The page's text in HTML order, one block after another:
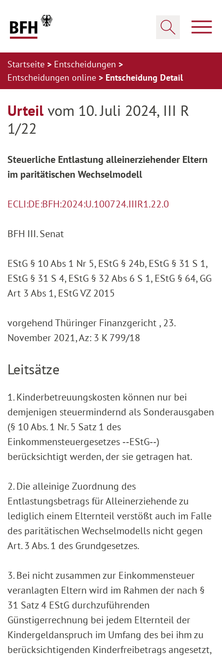
Startseite
Entscheidungen
Entscheidungen online
Entscheidung Detail
Urteil vom 10. Juli 2024, III R
1/22
Steuerliche Entlastung alleinerziehender Eltern
im paritätischen Wechselmodell
ECLI:DE:BFH:2024:U.100724.IIIR1.22.0
BFH III. Senat
EStG § 10 Abs 1 Nr 5, EStG § 24b, EStG § 31 S 1,
EStG § 31 S 4, EStG § 32 Abs 6 S 1, EStG § 64, GG
Art 3 Abs 1, EStG VZ 2015
vorgehend Thüringer Finanzgericht , 23.
November 2021, Az: 3 K 799/18
Leitsätze
1. Kinderbetreuungskosten können nur bei
demjenigen steuermindernd als Sonderausgaben
(§ 10 Abs. 1 Nr. 5 Satz 1 des
Einkommensteuergesetzes ‑‑EStG‑‑)
berücksichtigt werden, der sie getragen hat.
2. Die alleinige Zuordnung des
Entlastungsbetrags für Alleinerziehende zu
lediglich einem Elternteil verstößt auch im Falle
des paritätischen Wechselmodells nicht gegen
Art. 3 Abs. 1 des Grundgesetzes.
3. Bei nicht zusammen zur Einkommensteuer
veranlagten Eltern wird im Rahmen der nach §
31 Satz 4 EStG durchzuführenden
Günstigerrechnung bei jedem Elternteil der
Kindergeldanspruch im Umfang des bei ihm zu
berücksichtigenden Kinderfreibetrags angesetzt,